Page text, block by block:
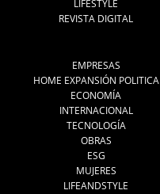
LIFESTYLE
REVISTA DIGITAL
EMPRESAS
HOME EXPANSIÓN POLITICA
ECONOMÍA
INTERNACIONAL
TECNOLOGÍA
OBRAS
ESG
MUJERES
LIFEANDSTYLE